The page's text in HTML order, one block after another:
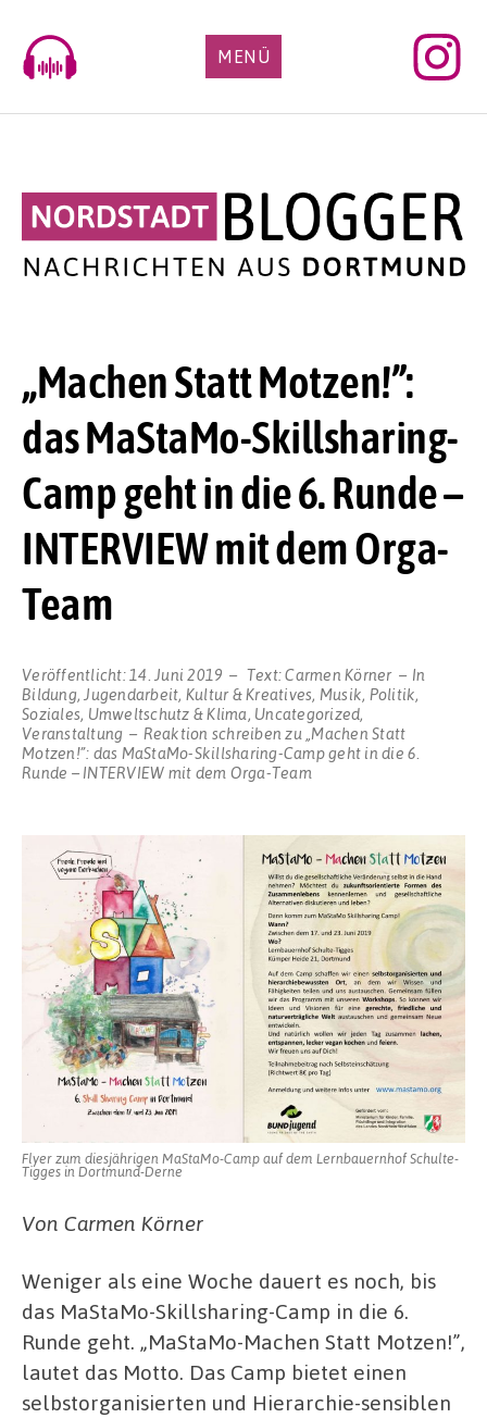
content
MENÜ
„Machen Statt Motzen!”:
das MaStaMo-Skillsharing-
Camp geht in die 6. Runde –
INTERVIEW mit dem Orga-
Team
Veröffentlicht: 14. Juni 2019 Text:Carmen Körner
In
Bildung, Jugendarbeit, Kultur & Kreatives, Musik, Politik,
Soziales, Umweltschutz & Klima, Uncategorized,
Veranstaltung
Reaktion schreiben zu „Machen Statt
Motzen!”: das MaStaMo-Skillsharing-Camp geht in die 6.
Runde – INTERVIEW mit dem Orga-Team
Flyer zum diesjährigen MaStaMo-Camp auf dem Lernbauernhof Schulte-
Tigges in Dortmund-Derne
Von Carmen Körner
Weniger als eine Woche dauert es noch, bis
das MaStaMo-Skillsharing-Camp in die 6.
Runde geht. „MaStaMo-Machen Statt Motzen!”,
lautet das Motto. Das Camp bietet einen
selbstorganisierten und Hierarchie-sensiblen